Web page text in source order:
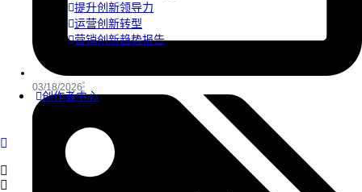
提升创新领导力
运营创新转型
营销创新趋势报告
创作者中心
03/18/2026